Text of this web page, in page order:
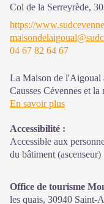
Col de la Serreyrède,
https://
04 67 82 64 67
La Maison de l'Aigoual
Causses Cévennes et
d’accueil, d'information
d'animation ainsi que
Sur place : expositions
et boutique
En savoir plus
Accessibilité :
Accessible aux
du bâtiment (ascenseur)
Office de tourisme
les quais, 30940 Saint-